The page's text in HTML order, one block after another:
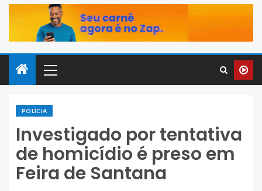
POLÍCIA
Investigado por tentativa
de homicídio é preso em
Feira de Santana